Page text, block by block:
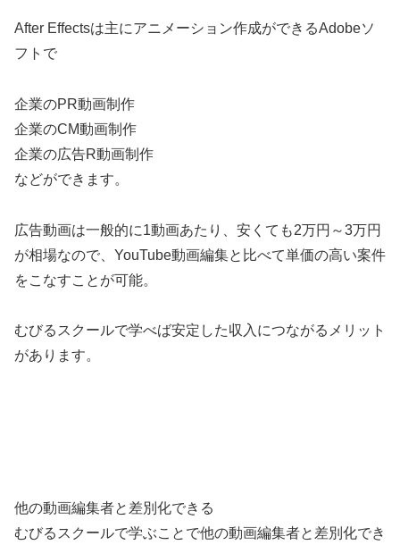
After Effectsは主にアニメーション作成ができるAdobeソ
フトで
企業のPR動画制作
企業のCM動画制作
企業の広告R動画制作
などができます。
広告動画は一般的に1動画あたり、安くても2万円～3万円
が相場なので、YouTube動画編集と比べて単価の高い案件
をこなすことが可能。
むびるスクールで学べば安定した収入につながるメリット
があります。
他の動画編集者と差別化できる
むびるスクールで学ぶことで他の動画編集者と差別化でき